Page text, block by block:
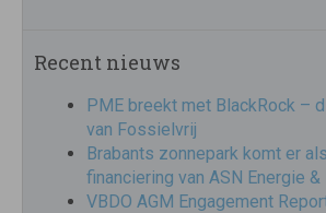
Recent nieuws
PME breekt met BlackRock –
van Fossielvrij
Brabants zonnepark komt er
financiering van ASN Energie
VBDO AGM Engagement